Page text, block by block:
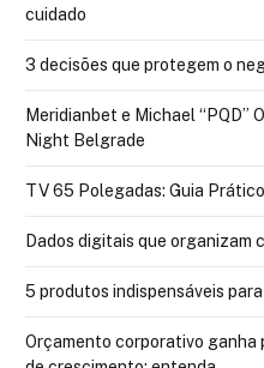
cuidado
3 decisões que protegem o
Meridianbet e Michael “PQD”
Night Belgrade
TV 65 Polegadas: Guia
Dados digitais que organizam
5 produtos indispensáveis
Orçamento corporativo ganha